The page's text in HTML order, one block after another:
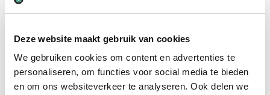
Deze website maakt gebruik van cookies
We gebruiken cookies om content en advertenties te
personaliseren, om functies voor social media te bieden
en om ons websiteverkeer te analyseren. Ook delen we
oplossingen. Met ons uitgebreide aanbod van
voor 15:00 uur bestelt. Zo blijft uw werk nooit stil liggen! Voor
spoedbestellingen of leveringen op specifieke tijden, staan
we met een glimlach voor u klaar.
Aluminium body voor duurzame prestaties